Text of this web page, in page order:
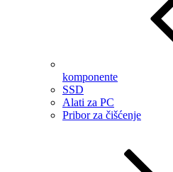
komponente
SSD
Alati za PC
Pribor za čišćenje